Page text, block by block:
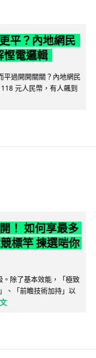
平？內地網民
慳電邏輯
平過開開關關？內地網民
元人民幣，有人飆到
！ 如何享最多
標竿 揀選啱你
除了基本效能，「極致
、「前瞻技術加持」以